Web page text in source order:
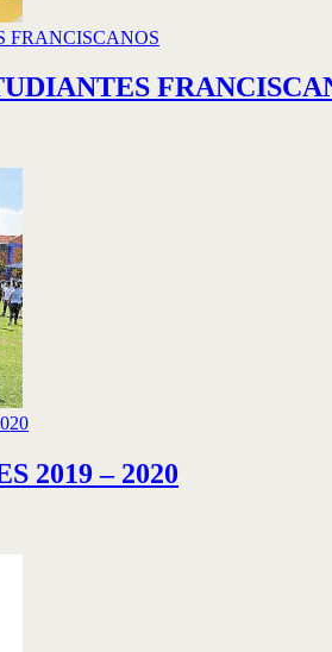
FRANCISCANOS
2019 – 2020